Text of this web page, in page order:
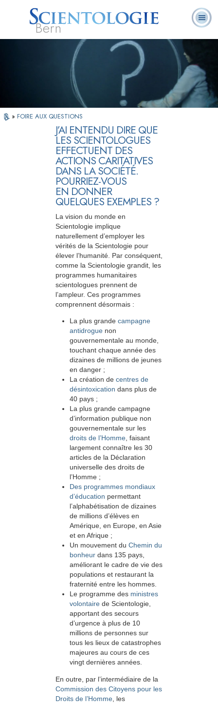
Bern
Qu’est-ce que la
Scientologie ?
Ministres
volontaires
Foire aux
questions
» FOIRE AUX QUESTIONS
J’AI ENTENDU DIRE QUE
LES SCIENTOLOGUES
EFFECTUENT DES
ACTIONS CARITATIVES
DANS LA SOCIÉTÉ.
POURRIEZ-VOUS
EN DONNER
QUELQUES EXEMPLES ?
La vision du monde en
Scientologie implique
naturellement d’employer les
vérités de la Scientologie pour
élever l’humanité. Par conséquent,
comme la Scientologie grandit, les
programmes humanitaires
scientologues prennent de
l’ampleur. Ces programmes
comprennent désormais :
La plus grande campagne
antidroguenon
gouvernementale au monde,
touchant chaque année des
dizaines de millions de jeunes
en danger ;
La création de centres de
désintoxication dans plus de
40 pays ;
La plus grande campagne
d’information publique non
gouvernementale sur les
droits de l’Homme, faisant
largement connaître les 30
articles de la Déclaration
universelle des droits de
l’Homme ;
Des programmes mondiaux
d’éducation permettant
l’alphabétisation de dizaines
de millions d’élèves en
Amérique, en Europe, en Asie
et en Afrique ;
Un mouvement du Chemin du
bonheurdans 135 pays,
améliorant le cadre de vie des
populations et restaurant la
fraternité entre les hommes.
Le programme des ministres
volontairede Scientologie,
apportant des secours
d’urgence à plus de 10
millions de personnes sur
tous les lieux de catastrophes
majeures au cours de ces
vingt dernières années.
En outre, par l’intermédiaire de la
Commission des Citoyens pour les
Droits de l’Homme , les